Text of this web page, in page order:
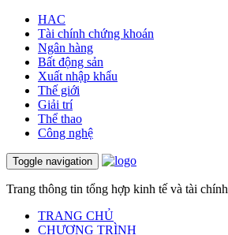
HAC
Tài chính chứng khoán
Ngân hàng
Bất động sản
Xuất nhập khẩu
Thế giới
Giải trí
Thể thao
Công nghệ
Toggle navigation
Trang thông tin tổng hợp kinh tế và tài chính
TRANG CHỦ
CHƯƠNG TRÌNH